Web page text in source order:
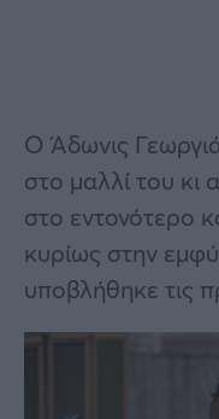
Ο Άδωνις
στο μαλλί του κι
στο εντονότερο
κυρίως στην
υποβλήθηκε τις